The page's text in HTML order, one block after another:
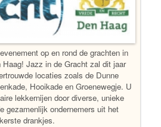
op en rond de grachten in
Jazz in de Gracht zal dit jaar
locaties zoals de Dunne
Hooikade en Groenewegje. U
lekkernijen door diverse, unieke
gezamenlijk ondernemers uit het
drankjes.